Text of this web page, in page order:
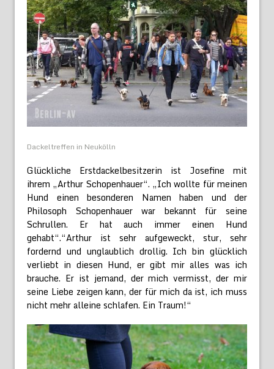
Dackeltreffen in Neukölln
Glückliche Erstdackelbesitzerin ist Josefine mit
ihrem „Arthur Schopenhauer“. „Ich wollte für meinen
Hund einen besonderen Namen haben und der
Philosoph Schopenhauer war bekannt für seine
Schrullen. Er hat auch immer einen Hund
gehabt“.“Arthur ist sehr aufgeweckt, stur, sehr
fordernd und unglaublich drollig. Ich bin glücklich
verliebt in diesen Hund, er gibt mir alles was ich
brauche. Er ist jemand, der mich vermisst, der mir
seine Liebe zeigen kann, der für mich da ist, ich muss
nicht mehr alleine schlafen. Ein Traum!“